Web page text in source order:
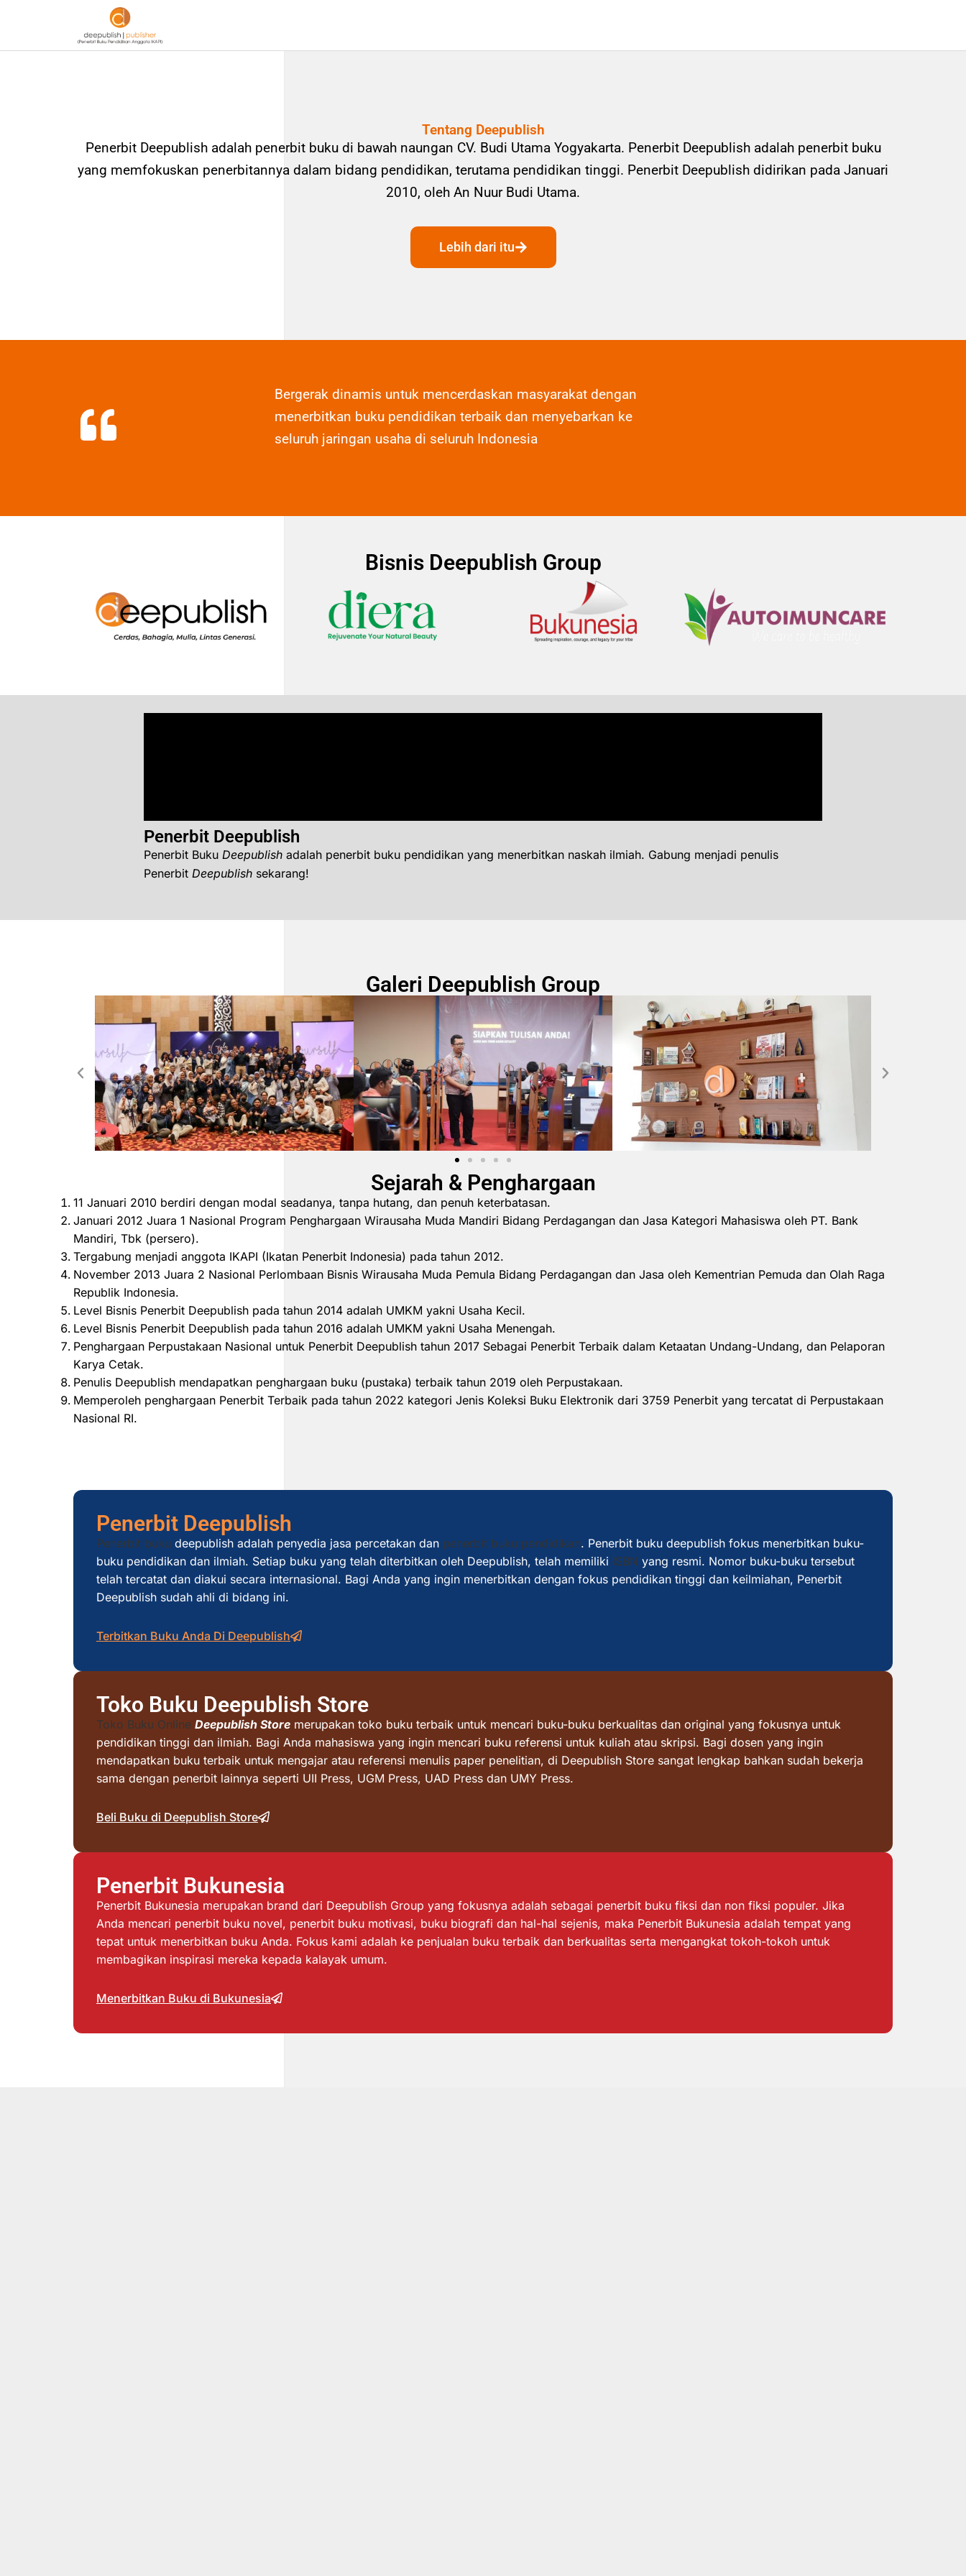
Tentang Deepublish
Penerbit Deepublish adalah penerbit buku di bawah naungan CV. Budi Utama Yogyakarta. Penerbit Deepublish adalah penerbit buku
yang memfokuskan penerbitannya dalam bidang pendidikan, terutama pendidikan tinggi. Penerbit Deepublish didirikan pada Januari
2010, oleh An Nuur Budi Utama.
Lebih dari itu
Bergerak dinamis untuk mencerdaskan masyarakat dengan
menerbitkan buku pendidikan terbaik dan menyebarkan ke
seluruh jaringan usaha di seluruh Indonesia
Bisnis Deepublish Group
Penerbit Deepublish
Penerbit Buku Deepublish adalah penerbit buku pendidikan yang menerbitkan naskah ilmiah. Gabung menjadi penulis
Penerbit Deepublish sekarang!
Galeri Deepublish Group
Sejarah & Penghargaan
11 Januari 2010 berdiri dengan modal seadanya, tanpa hutang, dan penuh keterbatasan.
Januari 2012 Juara 1 Nasional Program Penghargaan Wirausaha Muda Mandiri Bidang Perdagangan dan Jasa Kategori Mahasiswa oleh PT. Bank
Mandiri, Tbk (persero).
Tergabung menjadi anggota IKAPI (Ikatan Penerbit Indonesia) pada tahun 2012.
November 2013 Juara 2 Nasional Perlombaan Bisnis Wirausaha Muda Pemula Bidang Perdagangan dan Jasa oleh Kementrian Pemuda dan Olah Raga
Republik Indonesia.
Level Bisnis Penerbit Deepublish pada tahun 2014 adalah UMKM yakni Usaha Kecil.
Level Bisnis Penerbit Deepublish pada tahun 2016 adalah UMKM yakni Usaha Menengah.
Penghargaan Perpustakaan Nasional untuk Penerbit Deepublish tahun 2017 Sebagai Penerbit Terbaik dalam Ketaatan Undang-Undang, dan Pelaporan
Karya Cetak.
Penulis Deepublish mendapatkan penghargaan buku (pustaka) terbaik tahun 2019 oleh Perpustakaan.
Memperoleh penghargaan Penerbit Terbaik pada tahun 2022 kategori Jenis Koleksi Buku Elektronik dari 3759 Penerbit yang tercatat di Perpustakaan
Nasional RI.
Penerbit Deepublish
Penerbit buku deepublish adalah penyedia jasa percetakan dan penerbit buku pendidikan. Penerbit buku deepublish fokus menerbitkan buku-
buku pendidikan dan ilmiah. Setiap buku yang telah diterbitkan oleh Deepublish, telah memiliki ISBN yang resmi. Nomor buku-buku tersebut
telah tercatat dan diakui secara internasional. Bagi Anda yang ingin menerbitkan dengan fokus pendidikan tinggi dan keilmiahan, Penerbit
Deepublish sudah ahli di bidang ini.
Terbitkan Buku Anda Di Deepublish
Toko Buku Deepublish Store
Toko Buku Online Deepublish Store merupakan toko buku terbaik untuk mencari buku-buku berkualitas dan original yang fokusnya untuk
pendidikan tinggi dan ilmiah. Bagi Anda mahasiswa yang ingin mencari buku referensi untuk kuliah atau skripsi. Bagi dosen yang ingin
mendapatkan buku terbaik untuk mengajar atau referensi menulis paper penelitian, di Deepublish Store sangat lengkap bahkan sudah bekerja
sama dengan penerbit lainnya seperti UII Press, UGM Press, UAD Press dan UMY Press.
Beli Buku di Deepublish Store
Penerbit Bukunesia
Penerbit Bukunesia merupakan brand dari Deepublish Group yang fokusnya adalah sebagai penerbit buku fiksi dan non fiksi populer. Jika
Anda mencari penerbit buku novel, penerbit buku motivasi, buku biografi dan hal-hal sejenis, maka Penerbit Bukunesia adalah tempat yang
tepat untuk menerbitkan buku Anda. Fokus kami adalah ke penjualan buku terbaik dan berkualitas serta mengangkat tokoh-tokoh untuk
membagikan inspirasi mereka kepada kalayak umum.
Menerbitkan Buku di Bukunesia